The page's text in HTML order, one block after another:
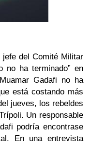
jefe del Comité Militar
no ha terminado” en
Gadafi no ha
está costando más
jueves, los rebeldes
Un responsable
podría encontrase
En una entrevista